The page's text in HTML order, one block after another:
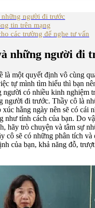
người đi trước
tin trên mạng
các trường để nghe tư vấn
những người đi
là một quyết định vô cùng
tự mình tìm hiểu thì bạn
người có nhiều kinh nghiệm
người đi trước. Thầy cô là
hằng ngày nên sẽ có cái
như tính cách của bạn. Do
hãy trò chuyện và tâm sự
cô sẽ có những phân tích và
của bạn, khả năng đỗ,